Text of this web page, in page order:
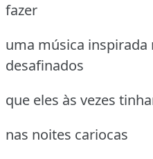
fazer
uma música inspirada
desafinados
que eles às vezes
nas noites cariocas